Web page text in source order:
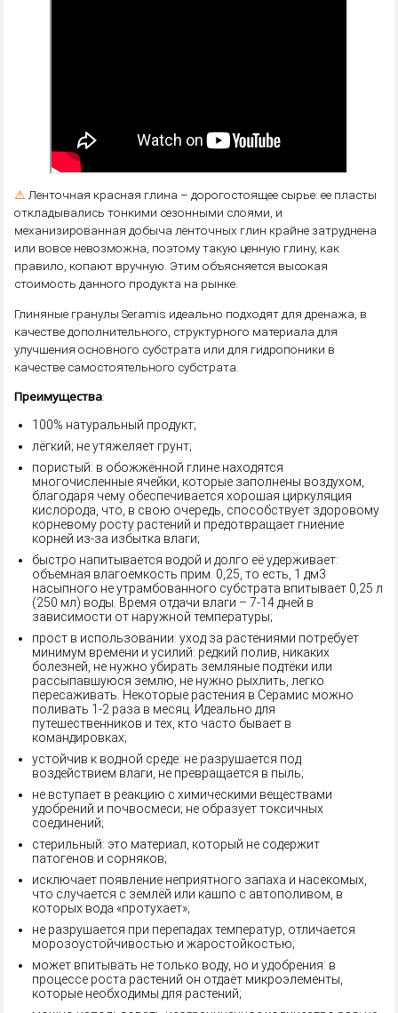
⚠️ Ленточная красная глина – дорогостоящее сырье: ее пласты
откладывались тонкими сезонными слоями, и
механизированная добыча ленточных глин крайне затруднена
или вовсе невозможна, поэтому такую ценную глину, как
правило, копают вручную. Этим объясняется высокая
стоимость данного продукта на рынке.
Глиняные гранулы Seramis идеально подходят для дренажа, в
качестве дополнительного, структурного материала для
улучшения основного субстрата или для гидропоники в
качестве самостоятельного субстрата.
Преимущества:
100% натуральный продукт;
лёгкий; не утяжеляет грунт;
пористый: в обожжённой глине находятся
многочисленные ячейки, которые заполнены воздухом,
благодаря чему обеспечивается хорошая циркуляция
кислорода, что, в свою очередь, способствует здоровому
корневому росту растений и предотвращает гниение
корней из-за избытка влаги;
быстро напитывается водой и долго её удерживает:
объемная влагоемкость прим. 0,25, то есть, 1 дм3
насыпного не утрамбованного субстрата впитывает 0,25 л
(250 мл) воды. Время отдачи влаги – 7-14 дней в
зависимости от наружной температуры;
прост в использовании: уход за растениями потребует
минимум времени и усилий: редкий полив, никаких
болезней, не нужно убирать земляные подтёки или
рассыпавшуюся землю, не нужно рыхлить, легко
пересаживать. Некоторые растения в Серамис можно
поливать 1-2 раза в месяц. Идеально для
путешественников и тех, кто часто бывает в
командировках;
устойчив к водной среде: не разрушается под
воздействием влаги, не превращается в пыль;
не вступает в реакцию с химическими веществами
удобрений и почвосмеси; не образует токсичных
соединений;
стерильный: это материал, который не содержит
патогенов и сорняков;
исключает появление неприятного запаха и насекомых,
что случается с землёй или кашпо с автополивом, в
которых вода «протухает»;
не разрушается при перепадах температур, отличается
морозоустойчивостью и жаростойкостью;
может впитывать не только воду, но и удобрения: в
процессе роста растений он отдаёт микроэлементы,
которые необходимы для растений;